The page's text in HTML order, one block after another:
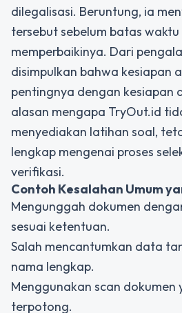
dilegalisasi. Beruntung, ia
tersebut sebelum batas
memperbaikinya. Dari
disimpulkan bahwa kesiapan
pentingnya dengan kesiapan
alasan mengapa TryOut.id
menyediakan latihan soal,
lengkap mengenai proses
verifikasi.
Contoh Kesalahan Umum
Mengunggah dokumen
sesuai ketentuan.
Salah mencantumkan data
nama lengkap.
Menggunakan scan dokumen
terpotong.